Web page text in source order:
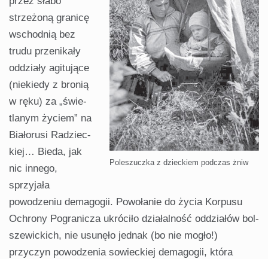
Poleszuczka z dzieckiem podczas żniw
strzeżoną granicę
wschodnią bez
trudu przenikały
oddziały agitujące
(niekiedy z bronią
w ręku) za „świe­
tlanym życiem” na
Białorusi Radziec­
kiej… Bieda, jak
nic innego,
sprzyjała
powodzeniu demagogii. Powołanie do życia Korpusu
Ochrony Pogranicza ukróciło działalność oddziałów bol­
szewickich, nie usunęło jednak (bo nie mogło!)
przyczyn powodzenia sowieckiej demagogii, która